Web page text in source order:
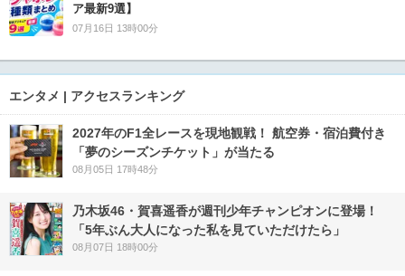
ア最新9選】
07月16日 13時00分
エンタメ | アクセスランキング
2027年のF1全レースを現地観戦！ 航空券・宿泊費付き
「夢のシーズンチケット」が当たる
08月05日 17時48分
乃木坂46・賀喜遥香が週刊少年チャンピオンに登場！
「5年ぶん大人になった私を見ていただけたら」
08月07日 18時00分